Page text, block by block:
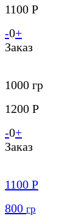
1100 Р
-0+
Заказ
1000 гр
1200 Р
-0+
Заказ
1100 Р
800 гр